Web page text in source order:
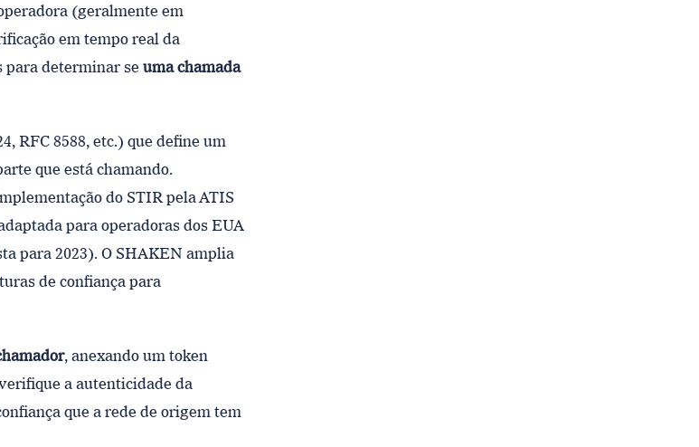
(geralmente em
em tempo real da
para determinar seuma chamada
RFC 8588, etc.) que define um
que está chamando.
do STIR pela ATIS
para operadoras dos EUA
para 2023). O SHAKEN amplia
de confiança para
, anexando um token
a autenticidade da
que a rede de origem tem